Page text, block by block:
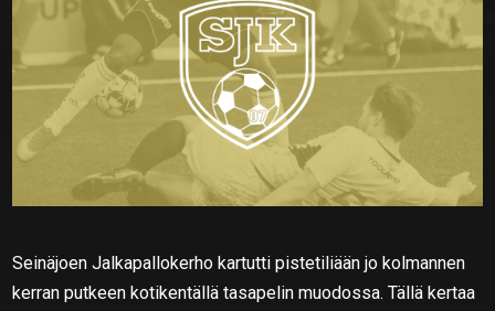
Seinäjoen Jalkapallokerho kartutti pistetiliään jo kolmannen
kerran putkeen kotikentällä tasapelin muodossa. Tällä kertaa